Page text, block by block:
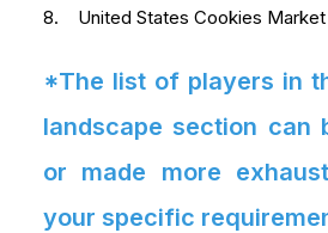
8. United States Cookies Market
*The list of players in
landscape section can
or made more
your specific